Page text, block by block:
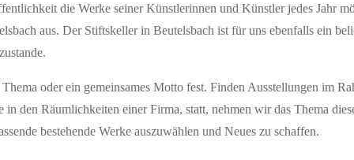
die Wer­ke sei­ner Künst­le­rin­nen und Künst­ler jedes Jahr
aus. Der Stifts­kel­ler in Beu­tels­bach ist für uns eben­falls ein
oder ein gemein­sa­mes Mot­to fest. Fin­den Aus­stel­lun­gen im
den Räum­lich­kei­ten einer Fir­ma, statt, neh­men wir das The­ma
bestehen­de Wer­ke aus­zu­wäh­len und Neu­es zu schaffen.